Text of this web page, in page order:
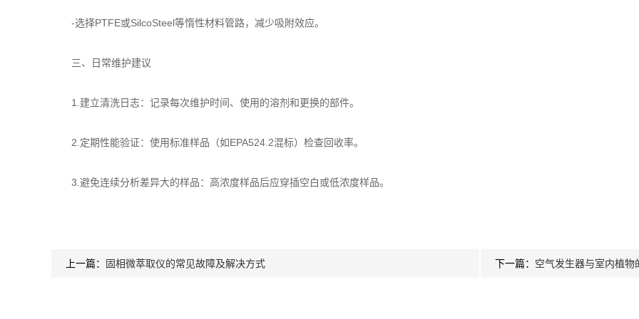
-选择PTFE或SilcoSteel等惰性材料管路，减少吸附效应。
三、日常维护建议
1.建立清洗日志：记录每次维护时间、使用的溶剂和更换的部件。
2.定期性能验证：使用标准样品（如EPA524.2混标）检查回收率。
3.避免连续分析差异大的样品：高浓度样品后应穿插空白或低浓度样品。
上一篇： 固相微萃取仪的常见故障及解决方式 下一篇： 空气发生器与室内植物